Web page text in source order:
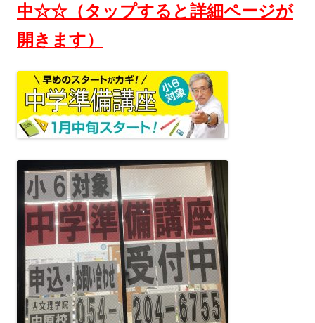
中☆☆（タップすると詳細ページが
開きます）